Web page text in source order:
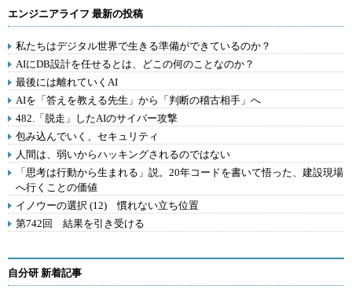
エンジニアライフ 最新の投稿
私たちはデジタル世界で生きる準備ができているのか？
AIにDB設計を任せるとは、どこの何のことなのか？
最後には離れていくAI
AIを「答えを教える先生」から「判断の稽古相手」へ
482.「脱走」したAIのサイバー攻撃
包み込んでいく、セキュリティ
人間は、弱いからハッキングされるのではない
「思考は行動から生まれる」説。20年コードを書いて悟った、建設現場
へ行くことの価値
イノウーの選択 (12) 慣れない立ち位置
第742回 結果を引き受ける
自分研 新着記事